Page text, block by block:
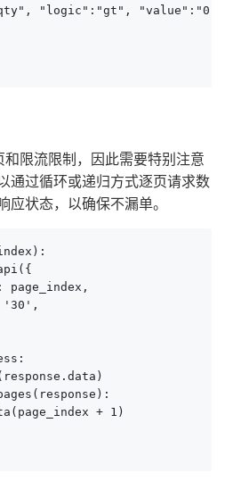
"logic":"gt", "value":"0"}
限流限制，因此需要特别注意
通过循环或递归方式逐页请求数
状态，以确保不漏单。
page_index,
+ 1)